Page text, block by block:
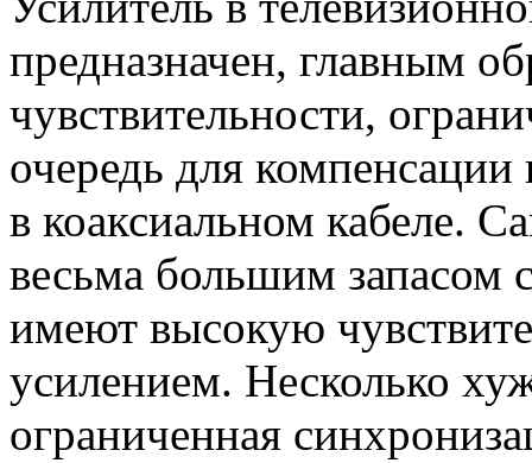
предназначен, главным
чувствительности,
очередь для
в коаксиальном кабеле.
весьма большим запасом
имеют высокую
усилением. Несколько
ограниченная